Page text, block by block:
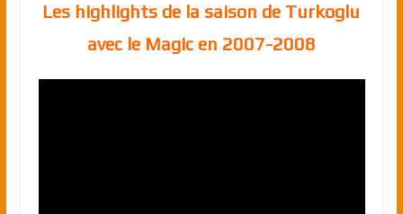
Les highlights de la saison de Turkoglu
avec le Magic en 2007-2008